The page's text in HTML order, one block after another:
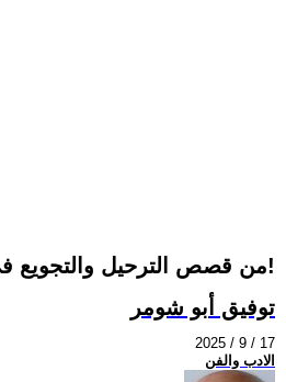
من قصص الترحيل والتجويع في غزة!
توفيق أبو شومر
2025 / 9 / 17
الادب والفن